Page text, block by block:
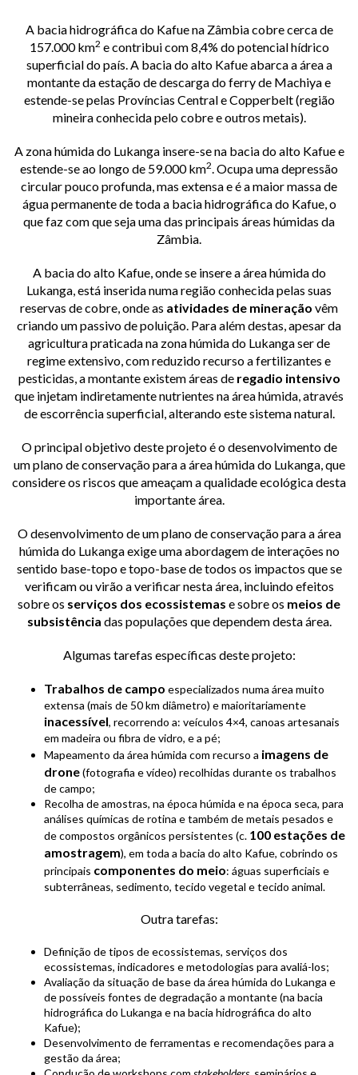
Medidas compensatórias da barragem de Odelouca, Portugal
Qualidade ecológica da bacia do rio Dão, Portugal
A bacia hidrográfica do Kafue na Zâmbia cobre cerca de
157.000 km2 e contribui com 8,4% do potencial hídrico
superficial do país. A bacia do alto Kafue abarca a área a
montante da estação de descarga do ferry de Machiya e
estende-se pelas Províncias Central e Copperbelt (região
mineira conhecida pelo cobre e outros metais).
A zona húmida do Lukanga insere-se na bacia do alto Kafue e
estende-se ao longo de 59.000 km2. Ocupa uma depressão
circular pouco profunda, mas extensa e é a maior massa de
água permanente de toda a bacia hidrográfica do Kafue, o
que faz com que seja uma das principais áreas húmidas da
Zâmbia.
A bacia do alto Kafue, onde se insere a área húmida do
Lukanga, está inserida numa região conhecida pelas suas
reservas de cobre, onde as atividades de mineração vêm
criando um passivo de poluição. Para além destas, apesar da
agricultura praticada na zona húmida do Lukanga ser de
regime extensivo, com reduzido recurso a fertilizantes e
pesticidas, a montante existem áreas de regadio intensivo
que injetam indiretamente nutrientes na área húmida, através
de escorrência superficial, alterando este sistema natural.
O principal objetivo deste projeto é o desenvolvimento de
um plano de conservação para a área húmida do Lukanga, que
considere os riscos que ameaçam a qualidade ecológica desta
importante área.
O desenvolvimento de um plano de conservação para a área
húmida do Lukanga exige uma abordagem de interações no
sentido base-topo e topo-base de todos os impactos que se
verificam ou virão a verificar nesta área, incluindo efeitos
sobre os serviços dos ecossistemas e sobre os meios de
subsistência das populações que dependem desta área.
Algumas tarefas específicas deste projeto:
Trabalhos de campo especializados numa área muito
extensa (mais de 50 km diâmetro) e maioritariamente
inacessível, recorrendo a: veículos 4×4, canoas artesanais
em madeira ou fibra de vidro, e a pé;
Mapeamento da área húmida com recurso a imagens de
drone(fotografia e vídeo) recolhidas durante os trabalhos
de campo;
Recolha de amostras, na época húmida e na época seca, para
análises químicas de rotina e também de metais pesados e
de compostos orgânicos persistentes (c. 100 estações de
amostragem), em toda a bacia do alto Kafue, cobrindo os
principais componentes do meio: águas superficiais e
subterrâneas, sedimento, tecido vegetal e tecido animal.
Outra tarefas:
Definição de tipos de ecossistemas, serviços dos
ecossistemas, indicadores e metodologias para avaliá-los;
Avaliação da situação de base da área húmida do Lukanga e
de possíveis fontes de degradação a montante (na bacia
hidrográfica do Lukanga e na bacia hidrográfica do alto
Kafue);
Desenvolvimento de ferramentas e recomendações para a
gestão da área;